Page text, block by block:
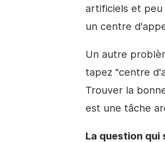
artificiels et
un centre
Un autre
tapez "centre
Trouver la
est une tâche
La question qui